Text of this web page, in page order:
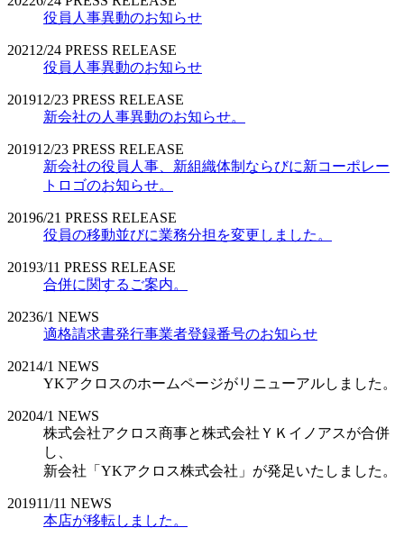
役員人事異動のお知らせ
2021 2/24 PRESS RELEASE
役員人事異動のお知らせ
201912/23 PRESS RELEASE
新会社の人事異動のお知らせ。
201912/23 PRESS RELEASE
新会社の役員人事、新組織体制ならびに新コーポレー
トロゴのお知らせ。
20196/21 PRESS RELEASE
役員の移動並びに業務分担を変更しました。
20193/11 PRESS RELEASE
合併に関するご案内。
20236/1 NEWS
適格請求書発行事業者登録番号のお知らせ
20214/1 NEWS
YKアクロスのホームページがリニューアルしました。
20204/1 NEWS
株式会社アクロス商事と株式会社ＹＫイノアスが合併
し、
新会社「YKアクロス株式会社」が発足いたしました。
201911/11 NEWS
本店が移転しました。